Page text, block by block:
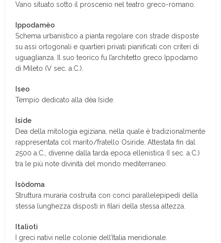
Vano situato sotto il proscenio nel teatro greco-romano.
Ippodamèo
Schema urbanistico a pianta regolare con strade disposte
su assi ortogonali e quartieri privati pianificati con criteri di
uguaglianza. Il suo teorico fu l’architetto greco Ippodamo
di Mileto (V sec. a.C.).
Iseo
Tempio dedicato alla dèa Iside.
Iside
Dea della mitologia egiziana, nella quale è tradizionalmente
rappresentata col marito/fratello Osiride. Attestata fin dal
2500 a.C., divenne dalla tarda epoca ellenistica (I sec. a.C.)
tra le più note divinità del mondo mediterraneo.
Isòdoma
Struttura muraria costruita con conci parallelepipedi della
stessa lunghezza disposti in filari della stessa altezza.
Italioti
I greci nativi nelle colonie dell’Italia meridionale.